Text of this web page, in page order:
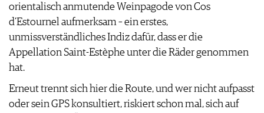
orientalisch anmutende Weinpagode von Cos
d’Estournel aufmerksam – ein erstes,
unmissverständliches Indiz dafür, dass er die
Appellation Saint-Estèphe unter die Räder genommen
hat.
Erneut trennt sich hier die Route, und wer nicht aufpasst
oder sein GPS konsultiert, riskiert schon mal, sich auf